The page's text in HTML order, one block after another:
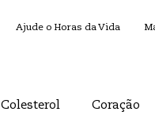
Ajude o Horas da Vida
Colesterol Coração